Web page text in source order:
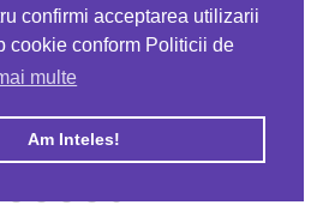
confirmi acceptarea utilizarii
cookie conform Politicii de
multe
Am Inteles!
S.R.L
comandă folosind codul
EATTRACK
Profită acum